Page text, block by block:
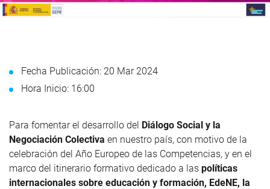
Fecha Publicación: 20 Mar 2024
Hora Inicio: 16:00
Para fomentar el desarrollo del Diálogo Social y la
Negociación Colectiva en nuestro país, con motivo de la
celebración del Año Europeo de las Competencias, y en el
marco del itinerario formativo dedicado a las políticas
internacionales sobre educación y formación, EdeNE, la